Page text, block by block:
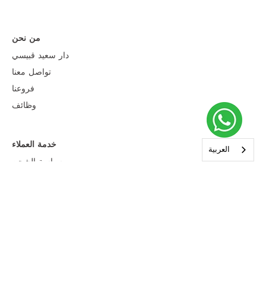
من نحن
دار سعيد قبيسي
تواصل معنا
فروعنا
وظائف
خدمة العملاء
سياسة الشحن
العربية‏